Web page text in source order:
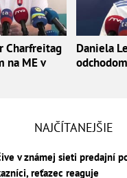
Charfreitag
na ME v
Daniela
NAJČÍTANEJŠIE
v známej sieti predajní
reťazec reaguje